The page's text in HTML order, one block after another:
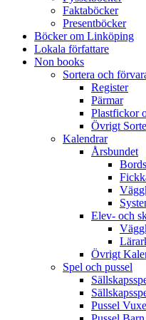
Faktaböcker
Presentböcker
Böcker om Linköping
Lokala författare
Non books
Sortera och
Register
Pärmar
Plastfickor
Övrigt
Kalendrar
Årsbundet
Elev- och
Övrigt
Spel och pussel
Pussel